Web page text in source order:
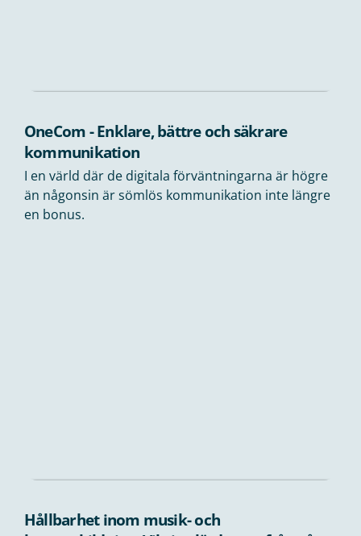
OneCom - Enklare, bättre och säkrare
kommunikation
I en värld där de digitala förväntningarna är högre
än någonsin är sömlös kommunikation inte längre
en bonus.
Hållbarhet inom musik- och